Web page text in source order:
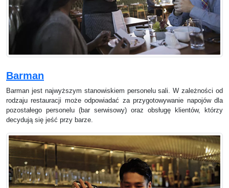
Barman
Barman jest najwyższym stanowiskiem personelu sali. W zależności od
rodzaju restauracji może odpowiadać za przygotowywanie napojów dla
pozostałego personelu (bar serwisowy) oraz obsługę klientów, którzy
decydują się jeść przy barze.